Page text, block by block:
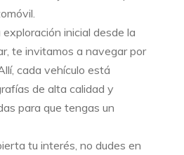
inicial desde la
te invitamos a navegar por
cada vehículo está
de alta calidad y
para que tengas un
tu interés, no dudes en